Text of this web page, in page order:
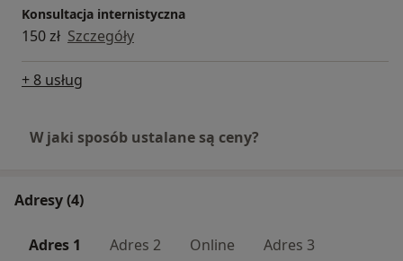
Konsultacja internistyczna
150 zł Szczegóły
+ 8 usług
W jaki sposób ustalane są ceny?
Adresy (4)
Adres 1 Adres 2 Online Adres 3